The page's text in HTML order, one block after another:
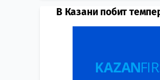
В Казани побит